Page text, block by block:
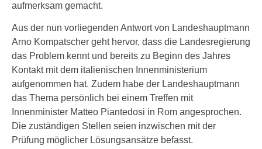
aufmerksam gemacht.
Aus der nun vorliegenden Antwort von Landeshauptmann
Arno Kompatscher geht hervor, dass die Landesregierung
das Problem kennt und bereits zu Beginn des Jahres
Kontakt mit dem italienischen Innenministerium
aufgenommen hat. Zudem habe der Landeshauptmann
das Thema persönlich bei einem Treffen mit
Innenminister Matteo Piantedosi in Rom angesprochen.
Die zuständigen Stellen seien inzwischen mit der
Prüfung möglicher Lösungsansätze befasst.